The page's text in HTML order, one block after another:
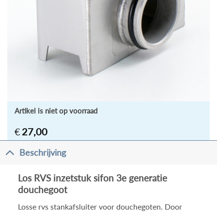
€ 27,00
Artikel is niet op voorraad
Beschrijving
Los RVS inzetstuk sifon 3e generatie
douchegoot
Losse rvs stankafsluiter voor douchegoten. Door